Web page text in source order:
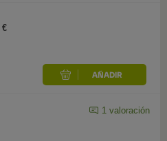
€
1 valoración